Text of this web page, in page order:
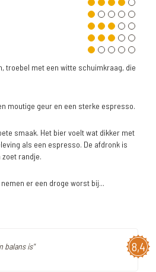
troebel met een witte schuimkraag, die
moutige geur en een sterke espresso.
smaak. Het bier voelt wat dikker met
als een espresso. De afdronk is
randje.
nemen er een droge worst bij...
8,4
balans is"